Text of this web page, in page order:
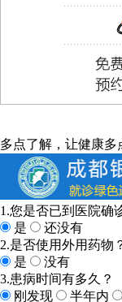
多点了解，让健康多
1.您是否已到医院确
是
还没有
2.是否使用外用药物
是
没有
3.患病时间有多久？
刚发现
半年内